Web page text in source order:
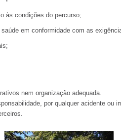
às condições do percurso;
em conformidade com as
nem organização adequada.
por qualquer acidente ou